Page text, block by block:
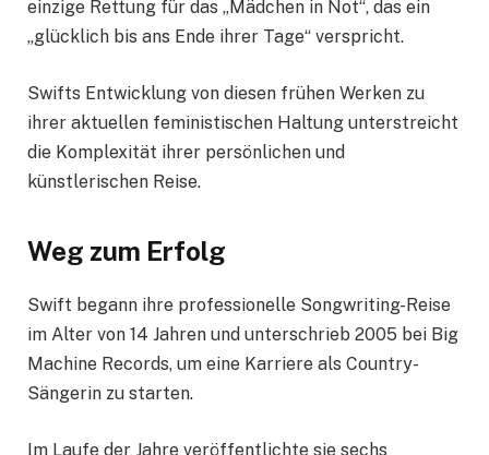
einzige Rettung für das „Mädchen in Not“, das ein
„glücklich bis ans Ende ihrer Tage“ verspricht.
Swifts Entwicklung von diesen frühen Werken zu
ihrer aktuellen feministischen Haltung unterstreicht
die Komplexität ihrer persönlichen und
künstlerischen Reise.
Weg zum Erfolg
Swift begann ihre professionelle Songwriting-Reise
im Alter von 14 Jahren und unterschrieb 2005 bei Big
Machine Records, um eine Karriere als Country-
Sängerin zu starten.
Im Laufe der Jahre veröffentlichte sie sechs